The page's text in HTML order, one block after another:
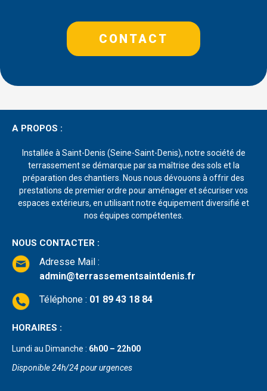
CONTACT
A PROPOS :
Installée à Saint-Denis (Seine-Saint-Denis), notre société de
terrassement se démarque par sa maîtrise des sols et la
préparation des chantiers. Nous nous dévouons à offrir des
prestations de premier ordre pour aménager et sécuriser vos
espaces extérieurs, en utilisant notre équipement diversifié et
nos équipes compétentes.
NOUS CONTACTER :
Adresse Mail :
admin@terrassementsaintdenis.fr
Téléphone : 01 89 43 18 84
HORAIRES :
Lundi au Dimanche : 6h00 – 22h00
Disponible 24h/24 pour urgences